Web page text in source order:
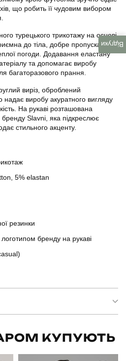
що робить її чудовим вибором
турецького трикотажу на основі
до тіла, добре пропускає
погоди. Додавання еластану
та допомагає виробу
багаторазового прання.
виріз, оброблений
виробу акуратного вигляду
На рукаві розташована
Slavni, яка підкреслює
стильного акценту.
5% elastan
резинки
бренду на рукаві
КУПУЮТЬ
Відгуки